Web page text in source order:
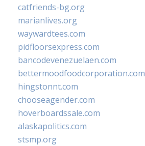
catfriends-bg.org
marianlives.org
waywardtees.com
pidfloorsexpress.com
bancodevenezuelaen.com
bettermoodfoodcorporation.com
hingstonnt.com
chooseagender.com
hoverboardssale.com
alaskapolitics.com
stsmp.org